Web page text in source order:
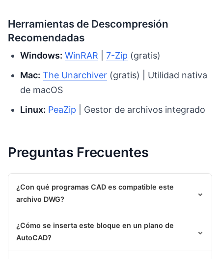
Herramientas de Descompresión
Recomendadas
Windows: WinRAR |7-Zip (gratis)
Mac: The Unarchiver (gratis) | Utilidad nativa
de macOS
Linux: PeaZip | Gestor de archivos integrado
Preguntas Frecuentes
¿Con qué programas CAD es compatible este
archivo DWG?
⌄
¿Cómo se inserta este bloque en un plano de
AutoCAD?
⌄